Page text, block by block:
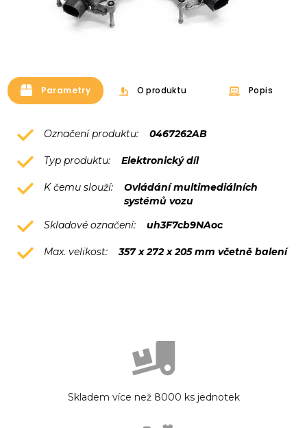
Parametry O produktu Popis
Označení produktu: 0467262AB
Typ produktu: Elektronický díl
K čemu slouží:
Ovládání multimediálních
systémů vozu
Skladové označení:
uh3F7cb9NAoc
Max. velikost: 357 x 272 x 205 mm včetně balení
Skladem více než 8000 ks jednotek